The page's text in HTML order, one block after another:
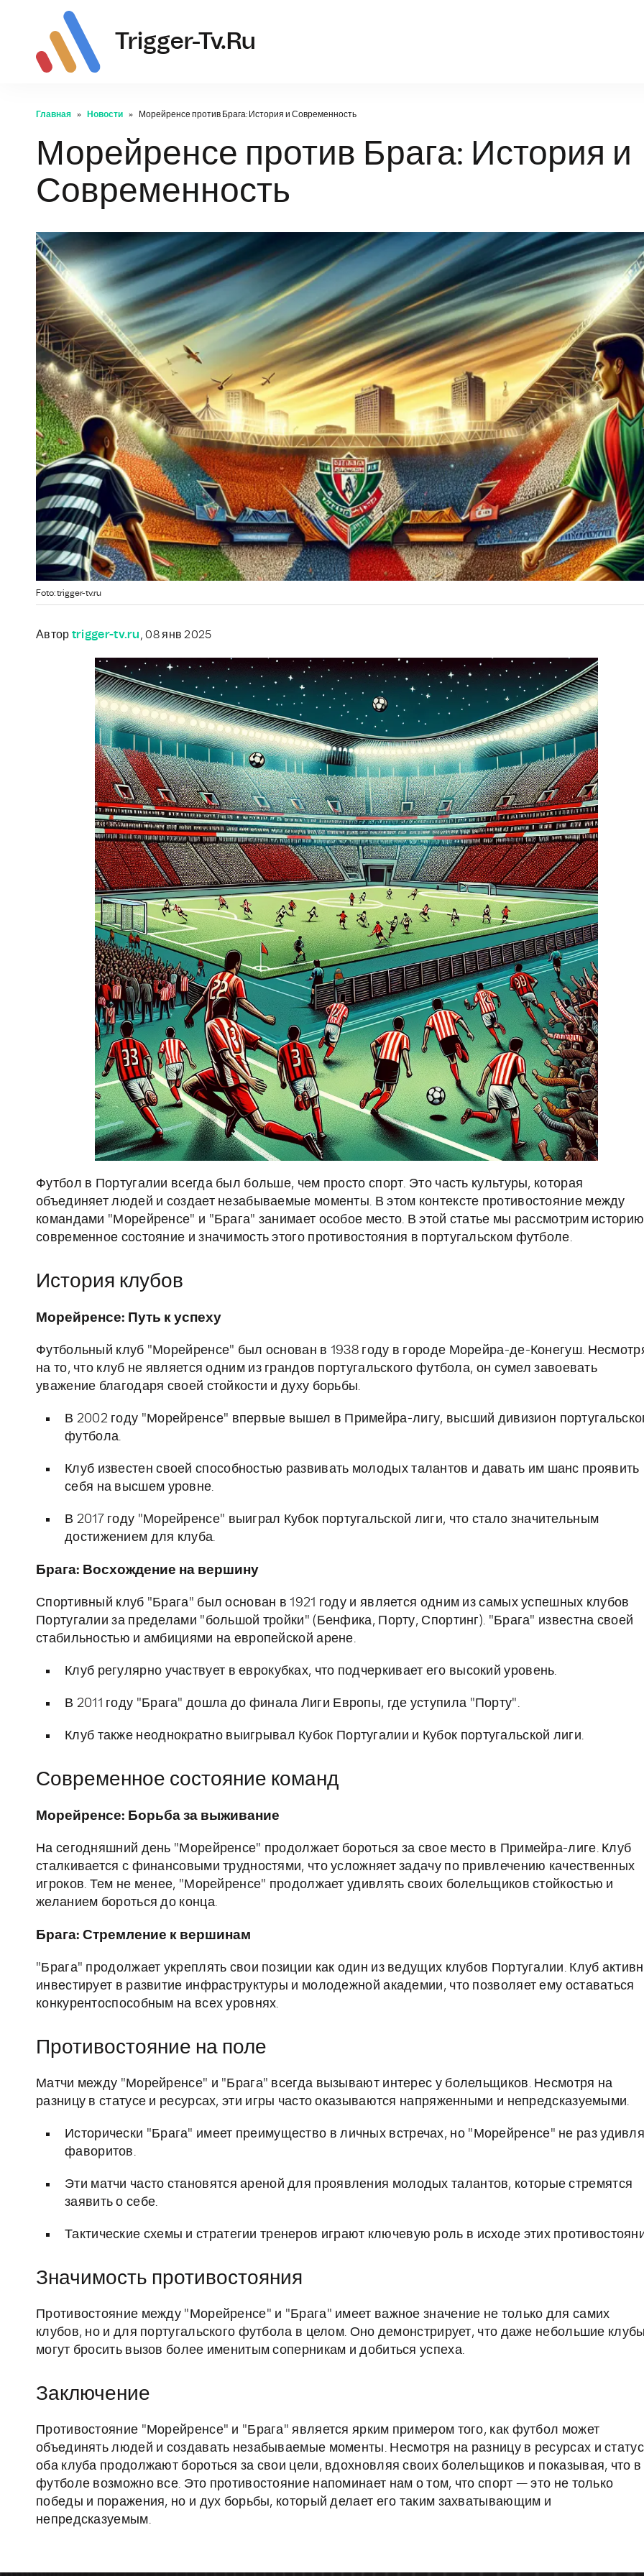
Trigger-Tv.ru
Главная Новости Морейренсе против Брага: История и Современность
Морейренсе против Брага: История и
Современность
Foto: trigger-tv.ru
Автор trigger-tv.ru, 08 янв 2025
Футбол в Португалии всегда был больше, чем просто спорт. Это часть культуры, которая
объединяет людей и создает незабываемые моменты. В этом контексте противостояние между
командами "Морейренсе" и "Брага" занимает особое место. В этой статье мы рассмотрим
современное состояние и значимость этого противостояния в португальском футболе.
История клубов
Морейренсе: Путь к успеху
Футбольный клуб "Морейренсе" был основан в 1938 году в городе Морейра-де-Конегуш.
на то, что клуб не является одним из грандов португальского футбола, он сумел завоевать
уважение благодаря своей стойкости и духу борьбы.
В 2002 году "Морейренсе" впервые вышел в Примейра-лигу, высший дивизион
футбола.
Клуб известен своей способностью развивать молодых талантов и давать им шанс проявить
себя на высшем уровне.
В 2017 году "Морейренсе" выиграл Кубок португальской лиги, что стало значительным
достижением для клуба.
Брага: Восхождение на вершину
Спортивный клуб "Брага" был основан в 1921 году и является одним из самых успешных клубов
Португалии за пределами "большой тройки" (Бенфика, Порту, Спортинг). "Брага" известна своей
стабильностью и амбициями на европейской арене.
Клуб регулярно участвует в еврокубках, что подчеркивает его высокий уровень.
В 2011 году "Брага" дошла до финала Лиги Европы, где уступила "Порту".
Клуб также неоднократно выигрывал Кубок Португалии и Кубок португальской лиги.
Современное состояние команд
Морейренсе: Борьба за выживание
На сегодняшний день "Морейренсе" продолжает бороться за свое место в Примейра-лиге. Клуб
сталкивается с финансовыми трудностями, что усложняет задачу по привлечению качественных
игроков. Тем не менее, "Морейренсе" продолжает удивлять своих болельщиков стойкостью и
желанием бороться до конца.
Брага: Стремление к вершинам
"Брага" продолжает укреплять свои позиции как один из ведущих клубов Португалии. Клуб
инвестирует в развитие инфраструктуры и молодежной академии, что позволяет ему оставаться
конкурентоспособным на всех уровнях.
Противостояние на поле
Матчи между "Морейренсе" и "Брага" всегда вызывают интерес у болельщиков. Несмотря на
разницу в статусе и ресурсах, эти игры часто оказываются напряженными и непредсказуемыми.
Исторически "Брага" имеет преимущество в личных встречах, но "Морейренсе" не раз
фаворитов.
Эти матчи часто становятся ареной для проявления молодых талантов, которые стремятся
заявить о себе.
Тактические схемы и стратегии тренеров играют ключевую роль в исходе этих
Значимость противостояния
Противостояние между "Морейренсе" и "Брага" имеет важное значение не только для самих
клубов, но и для португальского футбола в целом. Оно демонстрирует, что даже небольшие
могут бросить вызов более именитым соперникам и добиться успеха.
Заключение
Противостояние "Морейренсе" и "Брага" является ярким примером того, как футбол может
объединять людей и создавать незабываемые моменты. Несмотря на разницу в ресурсах и
оба клуба продолжают бороться за свои цели, вдохновляя своих болельщиков и показывая, что в
футболе возможно все. Это противостояние напоминает нам о том, что спорт — это не только
победы и поражения, но и дух борьбы, который делает его таким захватывающим и
непредсказуемым.